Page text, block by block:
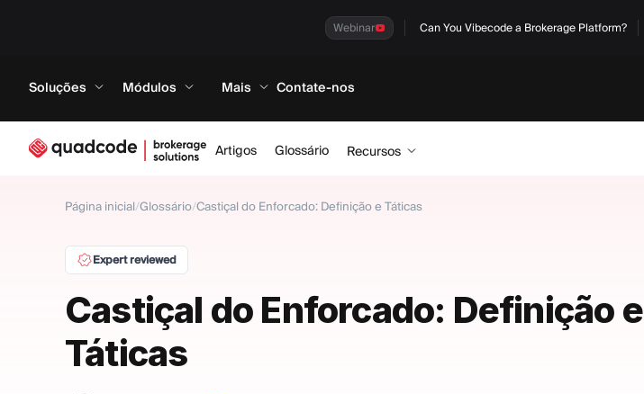
Webinar Can You Vibecode a Brokerage Platform?
Soluções Módulos Mais Contate-nos
Artigos Glossário Recursos
Página inicial/Glossário/Castiçal do Enforcado: Definição e Táticas
Expert reviewed
Castiçal do Enforcado: Definição e
Táticas